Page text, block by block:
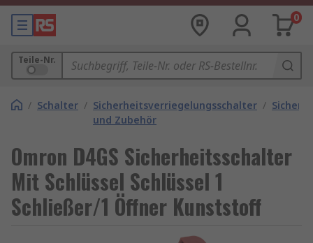
0
Teile-Nr.
/ Schalter / Sicherheitsverriegelungsschalter
und Zubehör
/
Omron D4GS Sicherheitsschalter
Mit Schlüssel Schlüssel 1
Schließer/1 Öffner Kunststoff